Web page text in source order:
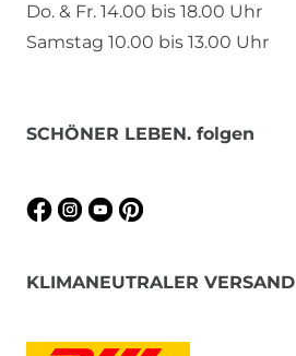
Do. & Fr. 14.00 bis 18.00 Uhr
Samstag 10.00 bis 13.00 Uhr
SCHÖNER LEBEN. folgen
KLIMANEUTRALER VERSAND